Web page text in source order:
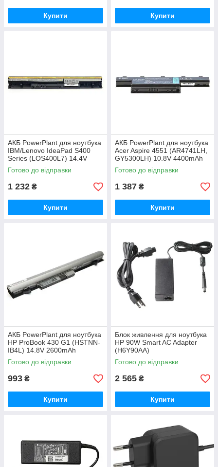
Купити Купити
АКБ PowerPlant для ноутбука
IBM/Lenovo IdeaPad S400
Series (LOS400L7) 14.4V
2600mAh (NB480333)
Готово до відправки
1 232 ₴
Купити
АКБ PowerPlant для ноутбука
Acer Aspire 4551 (AR4741LH,
GY5300LH) 10.8V 4400mAh
(NB410132)
Готово до відправки
1 387 ₴
Купити
АКБ PowerPlant для ноутбука
HP ProBook 430 G1 (HSTNN-
IB4L) 14.8V 2600mAh
(NB00000294)
Готово до відправки
993 ₴
Купити
Блок живлення для ноутбука
HP 90W Smart AC Adapter
(H6Y90AA)
Готово до відправки
2 565 ₴
Купити